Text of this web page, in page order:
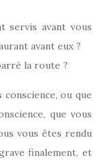
servis avant vous
avant eux ?
la route ?
ou que
que vous
vous êtes rendu
finalement, et